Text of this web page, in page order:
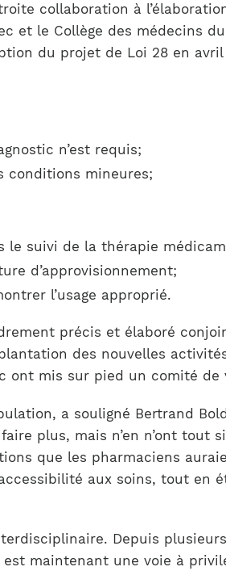
France)
Notre équipe
collaboration à
et le Collège des médecins
du projet de Loi 28 en
n’est requis;
conditions mineures;
le suivi de la thérapie
d’approvisionnement;
l’usage approprié.
précis et élaboré
des nouvelles
ont mis sur pied un comité de
a souligné Bertrand
plus, mais n’en n’ont
que les pharmaciens
aux soins, tout
Depuis
maintenant une voie à